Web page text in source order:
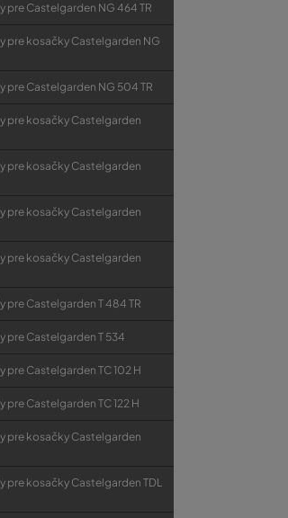
pre Castelgarden NG 464 TR
pre kosačky Castelgarden NG
pre Castelgarden NG 504 TR
pre kosačky Castelgarden
pre kosačky Castelgarden
pre kosačky Castelgarden
pre kosačky Castelgarden
pre Castelgarden T 484 TR
pre Castelgarden T 534
pre Castelgarden TC 102 H
pre Castelgarden TC 122 H
pre kosačky Castelgarden
pre kosačky Castelgarden TDL